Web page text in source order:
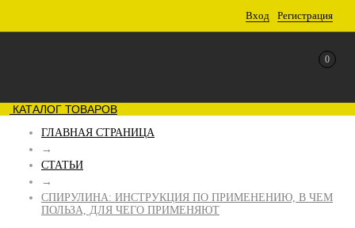
Вход Регистрация
0
КАТАЛОГ ТОВАРОВ
ГЛАВНАЯ СТРАНИЦА
→
СТАТЬИ
→
СПИРУЛИНА: ИНСТРУКЦИЯ ПО ПРИМЕНЕНИЮ, В ЧЕМ
ПОЛЬЗА, ДЛЯ ЧЕГО ПРИМЕНЯЮТ